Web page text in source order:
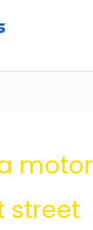
motor
street